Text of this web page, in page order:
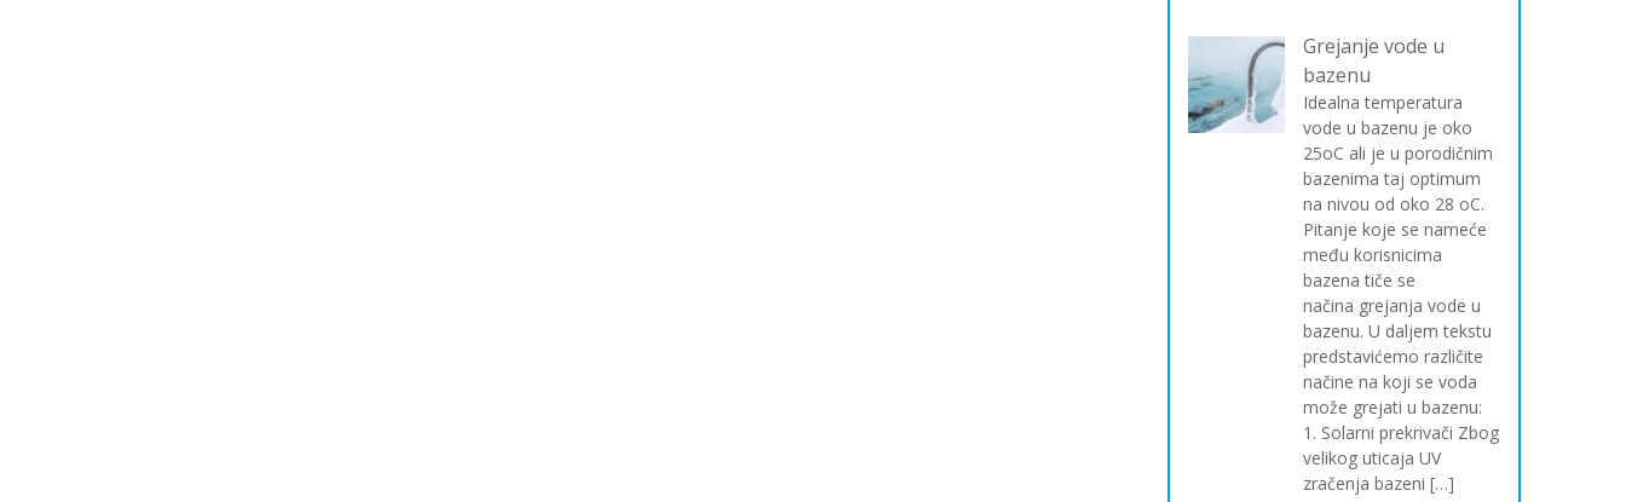
Grejanje vode u
bazenu
Idealna temperatura
vode u bazenu je oko
25oC ali je u porodičnim
bazenima taj optimum
na nivou od oko 28 oC.
Pitanje koje se nameće
među korisnicima
bazena tiče se
načina grejanja vode u
bazenu. U daljem tekstu
predstavićemo različite
načine na koji se voda
može grejati u bazenu:
1. Solarni prekrivači Zbog
velikog uticaja UV
zračenja bazeni […]